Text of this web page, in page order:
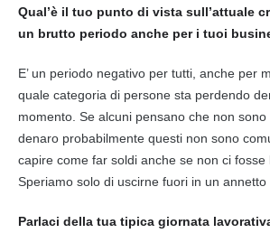
Qual’è il tuo punto di vista sull’attuale
un brutto periodo anche per i tuoi
E’ un periodo negativo per tutti, anche per
quale categoria di persone sta perdendo
momento. Se alcuni pensano che non
denaro probabilmente questi non sono
capire come far soldi anche se non ci fosse
Speriamo solo di uscirne fuori in un annetto
Parlaci della tua tipica giornata